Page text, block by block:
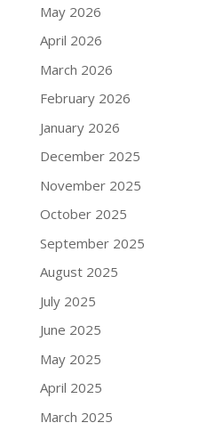
May 2026
April 2026
March 2026
February 2026
January 2026
December 2025
November 2025
October 2025
September 2025
August 2025
July 2025
June 2025
May 2025
April 2025
March 2025